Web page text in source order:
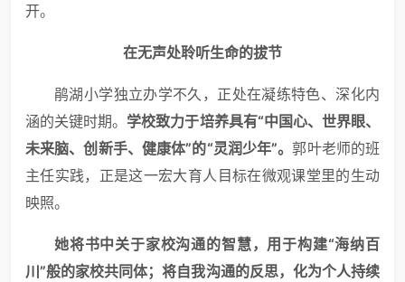
开。
在无声处聆听生命的拔节
鹃湖小学独立办学不久，正处在凝练特色、深化内
涵的关键时期。 学校致力于培养具有“中国心、世界眼、
未来脑、创新手、健康体”的“灵润少年”。郭叶老师的班
主任实践，正是这一宏大育人目标在微观课堂里的生动
映照。
她将书中关于家校沟通的智慧，用于构建“海纳百
川”般的家校共同体；将自我沟通的反思，化为个人持续